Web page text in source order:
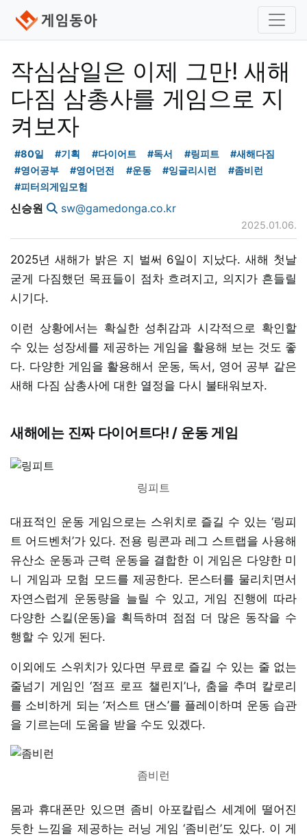
작심삼일은 이제 그만! 새해
다짐 삼총사를 게임으로 지
켜보자
#80일 #기획 #다이어트 #독서 #링피트
#새해다짐
#영어공부
#영어던전 #운동 #잉글리시런
#좀비런
#피터의게임모험
신승원 sw@gamedonga.co.kr
2025.01.06.
2025년 새해가 밝은 지 벌써 6일이 지났다. 새해 첫날
굳게 다짐했던 목표들이 점차 흐려지고, 의지가 흔들릴
시기다.
이런 상황에서는 확실한 성취감과 시각적으로 확인할
수 있는 성장세를 제공하는 게임을 활용해 보는 것도 좋
다. 다양한 게임을 활용해서 운동, 독서, 영어 공부 같은
새해 다짐 삼총사에 대한 열정을 다시 불태워보자.
새해에는 진짜 다이어트다! / 운동 게임
링피트
대표적인 운동 게임으로는 스위치로 즐길 수 있는 ‘링피
트 어드벤처’가 있다. 전용 링콘과 레그 스트랩을 사용해
유산소 운동과 근력 운동을 결합한 이 게임은 다양한 미
니 게임과 모험 모드를 제공한다. 몬스터를 물리치면서
자연스럽게 운동량을 늘릴 수 있고, 게임 진행에 따라
다양한 스킬(운동)을 획득하며 점점 더 많은 동작을 수
행할 수 있게 된다.
이외에도 스위치가 있다면 무료로 즐길 수 있는 줄 없는
줄넘기 게임인 ‘점프 로프 챌린지’나, 춤을 추며 칼로리
를 소비하게 되는 ‘저스트 댄스’를 플레이하며 운동 습관
을 기르는데 도움을 받을 수도 있겠다.
좀비런
몸과 휴대폰만 있으면 좀비 아포칼립스 세계에 떨어진
듯한 느낌을 제공하는 러닝 게임 ‘좀비런’도 있다. 이 게